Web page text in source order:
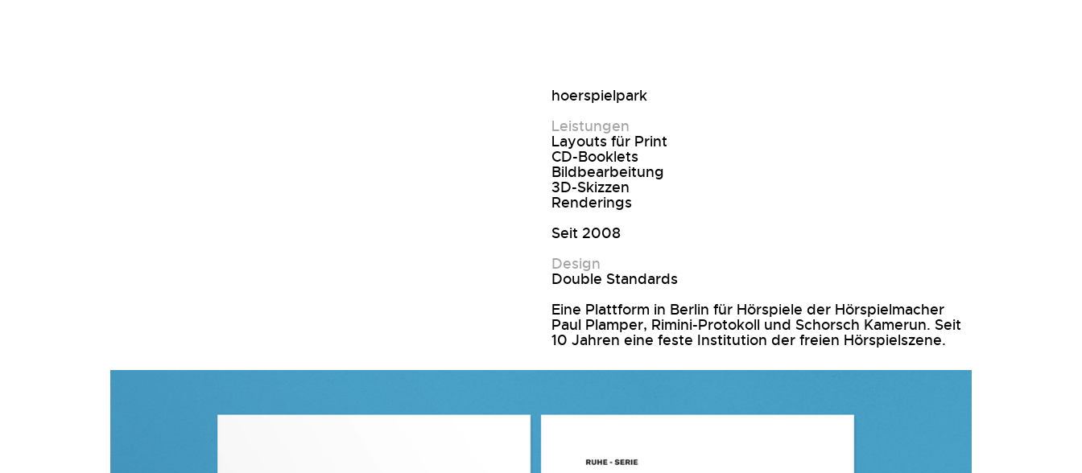
hoerspielpark
Leistungen
Layouts für Print
CD-Booklets
Bildbearbeitung
3D-Skizzen
Renderings
Seit 2008
Design
Double Standards
Eine Plattform in Berlin für Hörspiele der Hörspielmacher
Paul Plamper, Rimini-Protokoll und Schorsch Kamerun. Seit
10 Jahren eine feste Institution der freien Hörspielszene.